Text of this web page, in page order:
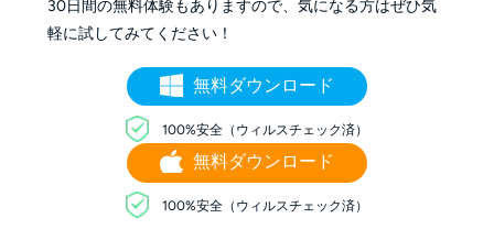
30日間の無料体験もありますので、気になる方はぜひ気
軽に試してみてください！
無料ダウンロード
100%安全（ウィルスチェック済）
無料ダウンロード
100%安全（ウィルスチェック済）